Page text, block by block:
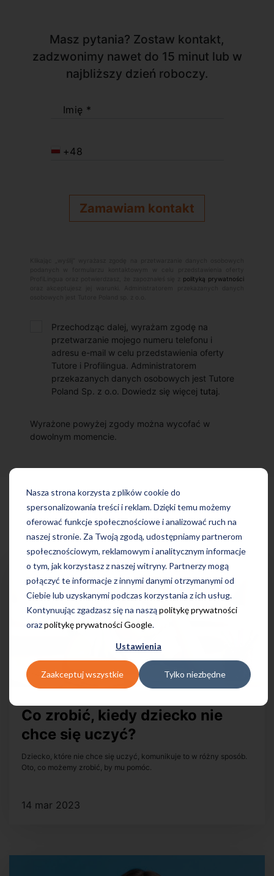
Nasza strona korzysta z plików cookie do
spersonalizowania treści i reklam. Dzięki temu możemy
oferować funkcje społecznościowe i analizować ruch na
naszej stronie. Za Twoją zgodą, udostępniamy partnerom
społecznościowym, reklamowym i analitycznym informacje
o tym, jak korzystasz z naszej witryny. Partnerzy mogą
połączyć te informacje z innymi danymi otrzymanymi od
Ciebie lub uzyskanymi podczas korzystania z ich usług.
Kontynuując zgadzasz się na nasząpolitykę prywatności
orazpolitykę prywatności Google.
Ustawienia
Zaakceptuj wszystkie Tylko niezbędne
Masz pytania? Zostaw kontakt,
zadzwonimy nawet do 15 minut lub w
najbliższy dzień roboczy.
Imię *
+48
polityką prywatności
Przechodząc dalej, wyrażam zgodę na
przetwarzanie mojego numeru telefonu i
adresu e-mail w celu przedstawienia oferty
Tutore i Profilingua. Administratorem
przekazanych danych osobowych jest Tutore
Poland Sp. z o.o. Dowiedz się więcej tutaj
Wyrażone powyżej zgody można wycofać w
dowolnym momencie.
ARTYKUŁY Z BLOGA
Co zrobić, kiedy dziecko nie
chce się uczyć?
Dziecko, które nie chce się uczyć, komunikuje to w różny sposób.
Oto, co możemy zrobić, by mu pomóc.
14 mar 2023